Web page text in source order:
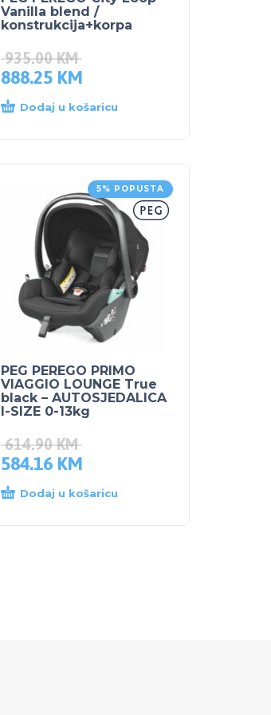
Vanilla blend /
konstrukcija+korpa
935.00KM
888.25 KM
Dodaj u košaricu
5% POPUSTA
PEG PEREGO PRIMO
VIAGGIO LOUNGE True
black – AUTOSJEDALICA
I-SIZE 0-13kg
614.90KM
584.16 KM
Dodaj u košaricu